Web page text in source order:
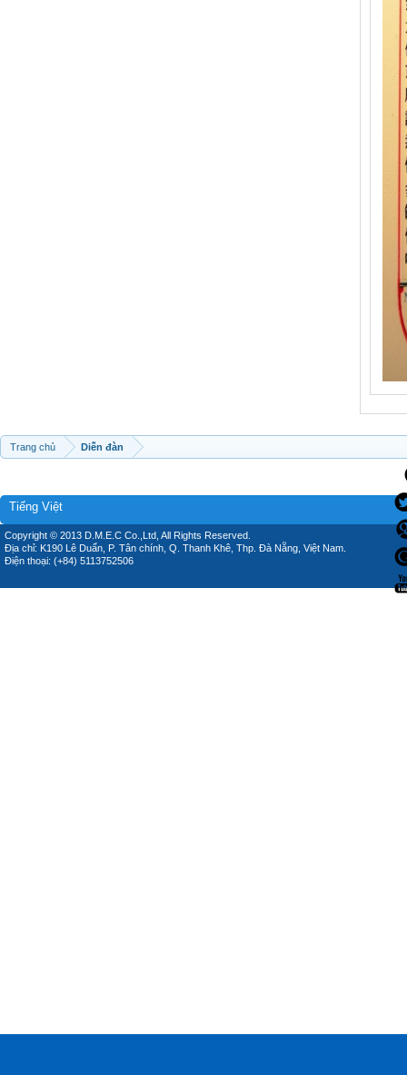
Trang chủ Diễn đàn
Tiếng Việt
Copyright © 2013 D.M.E.C Co.,Ltd, All Rights Reserved.
Địa chỉ: K190 Lê Duẩn, P. Tân chính, Q. Thanh Khê, Thp. Đà Nẵng, Việt Nam.
Điện thoại: (+84) 5113752506